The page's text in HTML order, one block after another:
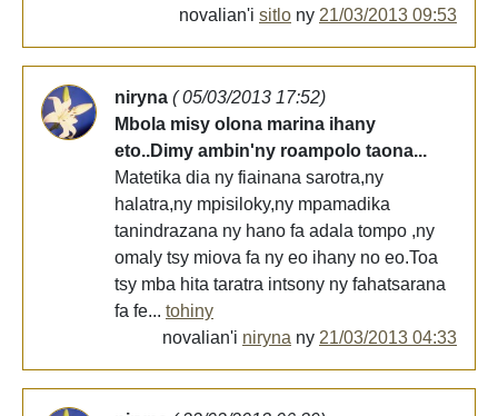
novalian'i sitlo ny 21/03/2013 09:53
niryna ( 05/03/2013 17:52)
Mbola misy olona marina ihany
eto..Dimy ambin'ny roampolo taona...
Matetika dia ny fiainana sarotra,ny
halatra,ny mpisiloky,ny mpamadika
tanindrazana ny hano fa adala tompo ,ny
omaly tsy miova fa ny eo ihany no eo.Toa
tsy mba hita taratra intsony ny fahatsarana
fa fe... tohiny
novalian'i niryna ny 21/03/2013 04:33